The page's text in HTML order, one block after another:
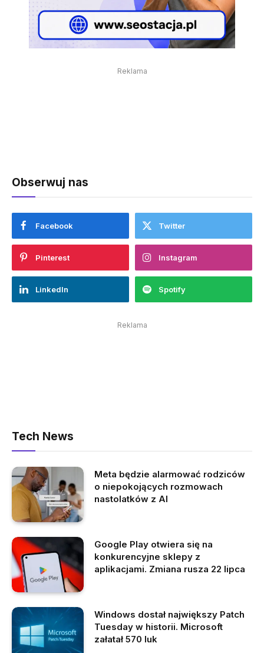
Reklama
Obserwuj nas
Facebook Twitter
Pinterest Instagram
LinkedIn Spotify
Reklama
Tech News
Meta będzie alarmować rodziców
o niepokojących rozmowach
nastolatków z AI
Google Play otwiera się na
konkurencyjne sklepy z
aplikacjami. Zmiana rusza 22 lipca
Windows dostał największy Patch
Tuesday w historii. Microsoft
załatał 570 luk